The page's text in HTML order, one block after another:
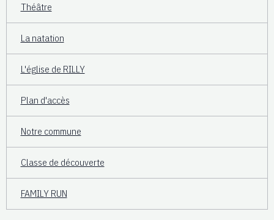
Théâtre
La natation
L'église de RILLY
Plan d'accès
Notre commune
Classe de découverte
FAMILY RUN